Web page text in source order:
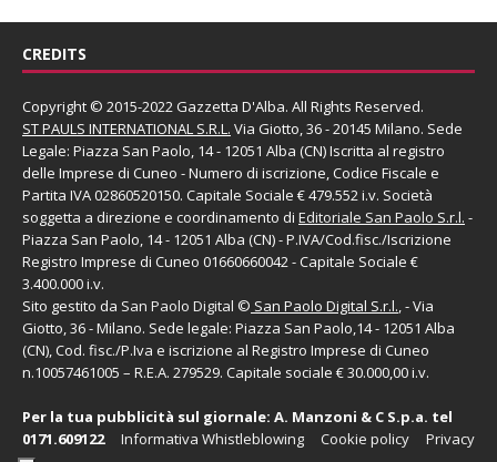
CREDITS
Copyright © 2015-2022 Gazzetta D'Alba. All Rights Reserved.
ST PAULS INTERNATIONAL S.R.L. Via Giotto, 36 - 20145 Milano. Sede
Legale: Piazza San Paolo, 14 - 12051 Alba (CN) Iscritta al registro
delle Imprese di Cuneo - Numero di iscrizione, Codice Fiscale e
Partita IVA 02860520150. Capitale Sociale € 479.552 i.v. Società
soggetta a direzione e coordinamento di Editoriale San Paolo S.r.l. -
Piazza San Paolo, 14 - 12051 Alba (CN) - P.IVA/Cod.fisc./Iscrizione
Registro Imprese di Cuneo 01660660042 - Capitale Sociale €
3.400.000 i.v.
Sito gestito da San Paolo Digital © San Paolo Digital S.r.l., - Via
Giotto, 36 - Milano. Sede legale: Piazza San Paolo,14 - 12051 Alba
(CN), Cod. fisc./P.Iva e iscrizione al Registro Imprese di Cuneo
n.10057461005 – R.E.A. 279529. Capitale sociale € 30.000,00 i.v.
Per la tua pubblicità sul giornale: A. Manzoni & C S.p.a. tel
0171.609122
Privacy
Cookie policy
Informativa Whistleblowing